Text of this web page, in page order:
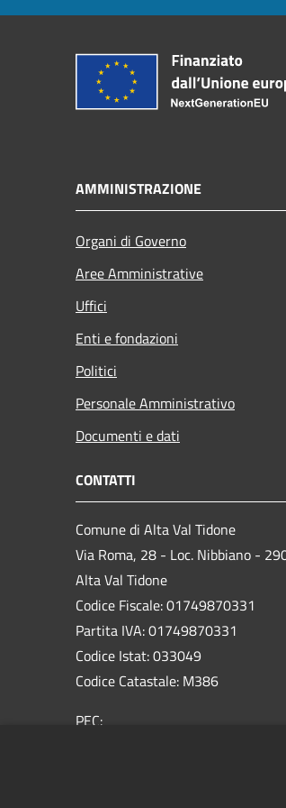
AMMINISTRAZIONE
Organi di Governo
Aree Amministrative
Uffici
Enti e fondazioni
Politici
Personale Amministrativo
Documenti e dati
CONTATTI
Comune di Alta Val Tidone
Via Roma, 28 - Loc. Nibbiano -
Alta Val Tidone
Codice Fiscale: 01749870331
Partita IVA: 01749870331
Codice Istat: 033049
Codice Catastale: M386
PEC: